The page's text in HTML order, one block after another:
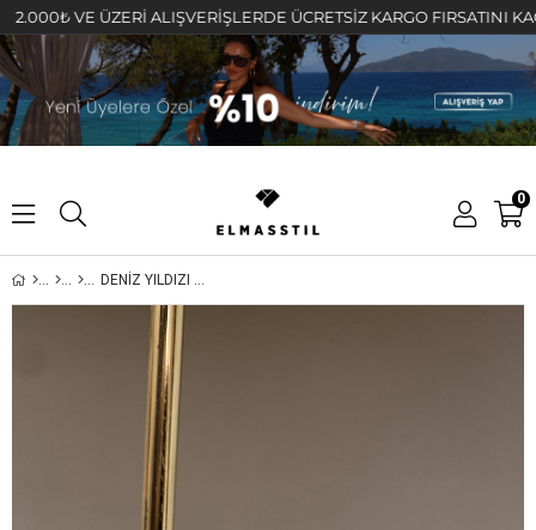
VE ÜZERİ ALIŞVERİŞLERDE ÜCRETSİZ KARGO FIRSATINI
0
DENİZ YILDIZI GEÇİRİLMİŞ HALKA KÜPE 1,5cm